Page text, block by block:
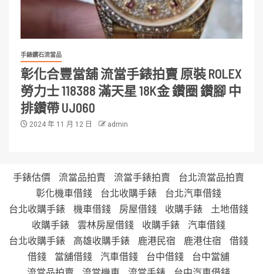
手錶鑽石流當品
彰化合豐當舖 流當手錶拍賣 原裝 ROLEX
勞力士 118388 滿天星 18K金 鑽圈 鑽腳 中
排鑽帶 UJ060
2024 年 11 月 12 日 admin
手錶估價 流當品拍賣 流當手錶拍賣
台北流當品拍賣
彰化機車借錢
台北收購手錶
台北汽車借錢
台北收購手錶
機車借錢 房屋借錢 收購手錶
土地借錢
收購手錶
雲林房屋借錢 收購手錶
汽車借錢
台北收購手錶
高雄收購手錶 鹿港民宿 鹿港住宿
借錢
借錢
當舖借錢 汽車借錢 台中借錢
台中當舖